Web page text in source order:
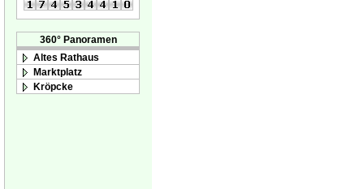
360° Panoramen
Altes Rathaus
Marktplatz
Kröpcke